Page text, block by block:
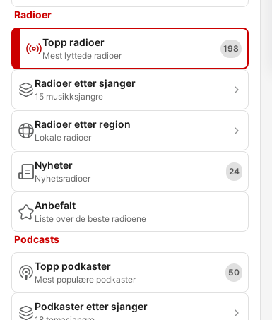
Radioer
Topp radioer
Mest lyttede radioer
198
Radioer etter sjanger
15 musikksjangre
Radioer etter region
Lokale radioer
Nyheter
Nyhetsradioer
24
Anbefalt
Liste over de beste radioene
Podcasts
Topp podkaster
Mest populære podkaster
50
Podkaster etter sjanger